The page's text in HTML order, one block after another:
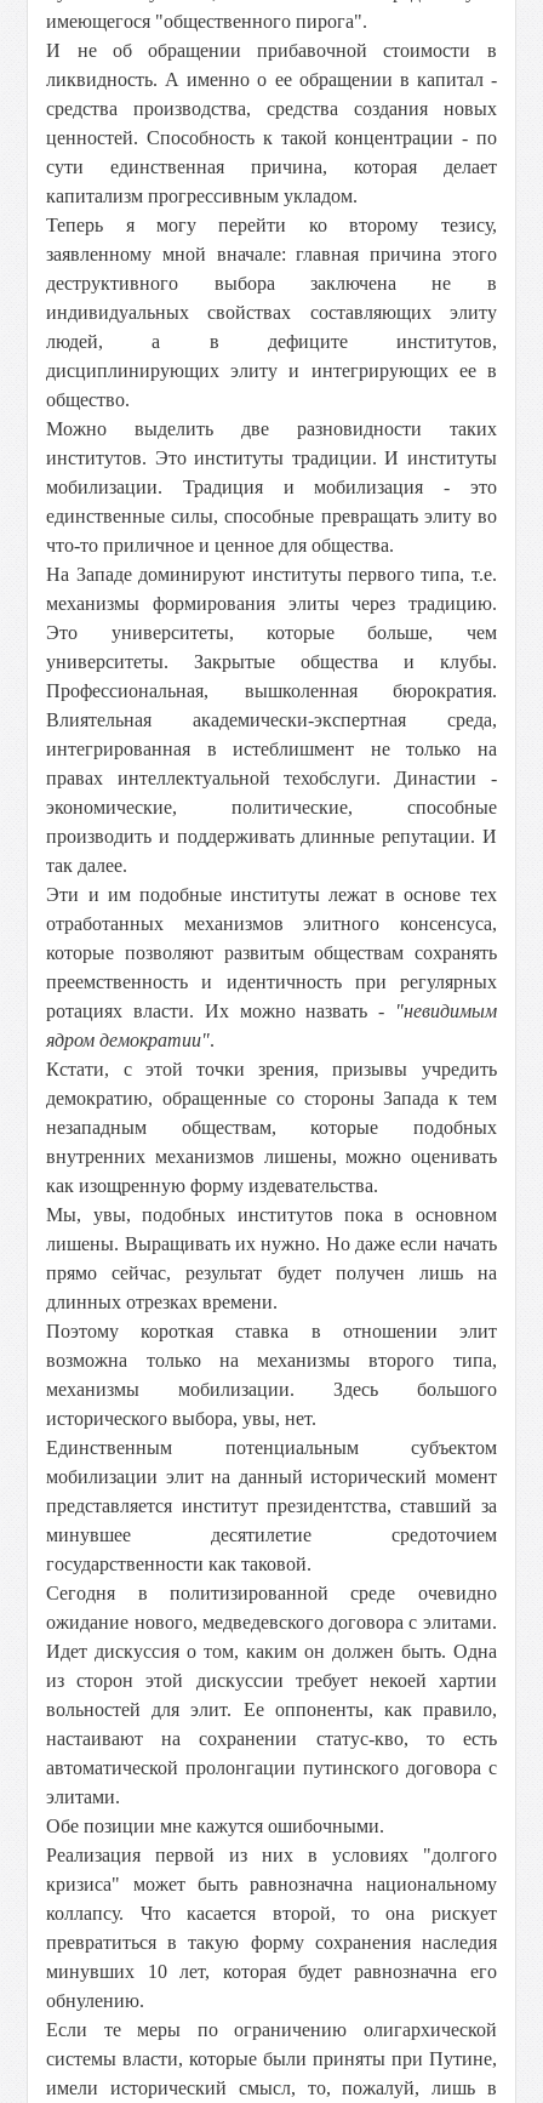
имеющегося "общественного пирога".
И не об обращении прибавочной стоимости в
ликвидность. А именно о ее обращении в капитал -
средства производства, средства создания новых
ценностей. Способность к такой концентрации - по
сути единственная причина, которая делает
капитализм прогрессивным укладом.
Теперь я могу перейти ко второму тезису,
заявленному мной вначале: главная причина этого
деструктивного выбора заключена не в
индивидуальных свойствах составляющих элиту
людей, а в дефиците институтов,
дисциплинирующих элиту и интегрирующих ее в
общество.
Можно выделить две разновидности таких
институтов. Это институты традиции. И институты
мобилизации. Традиция и мобилизация - это
единственные силы, способные превращать элиту во
что-то приличное и ценное для общества.
На Западе доминируют институты первого типа, т.е.
механизмы формирования элиты через традицию.
Это университеты, которые больше, чем
университеты. Закрытые общества и клубы.
Профессиональная, вышколенная бюрократия.
Влиятельная академически-экспертная среда,
интегрированная в истеблишмент не только на
правах интеллектуальной техобслуги. Династии -
экономические, политические, способные
производить и поддерживать длинные репутации. И
так далее.
Эти и им подобные институты лежат в основе тех
отработанных механизмов элитного консенсуса,
которые позволяют развитым обществам сохранять
преемственность и идентичность при регулярных
ротациях власти. Их можно назвать -
"невидимым
ядром демократии".
Кстати, с этой точки зрения, призывы учредить
демократию, обращенные со стороны Запада к тем
незападным обществам, которые подобных
внутренних механизмов лишены, можно оценивать
как изощренную форму издевательства.
Мы, увы, подобных институтов пока в основном
лишены. Выращивать их нужно. Но даже если начать
прямо сейчас, результат будет получен лишь на
длинных отрезках времени.
Поэтому короткая ставка в отношении элит
возможна только на механизмы второго типа,
механизмы мобилизации. Здесь большого
исторического выбора, увы, нет.
Единственным потенциальным субъектом
мобилизации элит на данный исторический момент
представляется институт президентства, ставший за
минувшее десятилетие средоточием
государственности как таковой.
Сегодня в политизированной среде очевидно
ожидание нового, медведевского договора с элитами.
Идет дискуссия о том, каким он должен быть. Одна
из сторон этой дискуссии требует некоей хартии
вольностей для элит. Ее оппоненты, как правило,
настаивают на сохранении статус-кво, то есть
автоматической пролонгации путинского договора с
элитами.
Обе позиции мне кажутся ошибочными.
Реализация первой из них в условиях "долгого
кризиса" может быть равнозначна национальному
коллапсу. Что касается второй, то она рискует
превратиться в такую форму сохранения наследия
минувших 10 лет, которая будет равнозначна его
обнулению.
Если те меры по ограничению олигархической
системы власти, которые были приняты при Путине,
имели исторический смысл, то, пожалуй, лишь в